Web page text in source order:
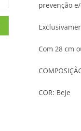
prevenção
Com 28 cm
COR: Beje